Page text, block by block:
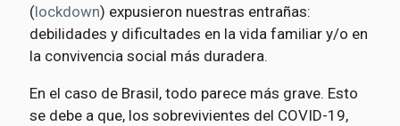
(lockdown) expusieron nuestras entrañas:
debilidades y dificultades en la vida familiar y/o en
la convivencia social más duradera.
En el caso de Brasil, todo parece más grave. Esto
se debe a que, los sobrevivientes del COVID-19,